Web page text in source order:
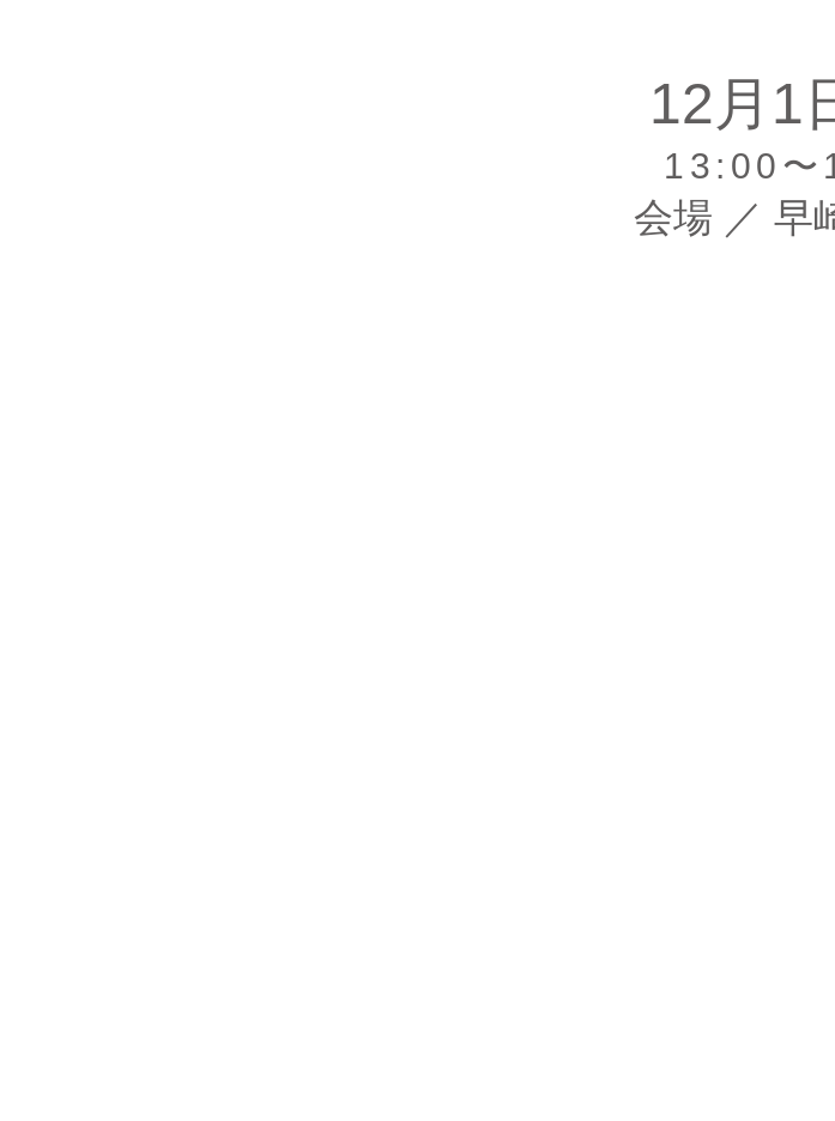
12月1
13:00〜
会場 ／ 早